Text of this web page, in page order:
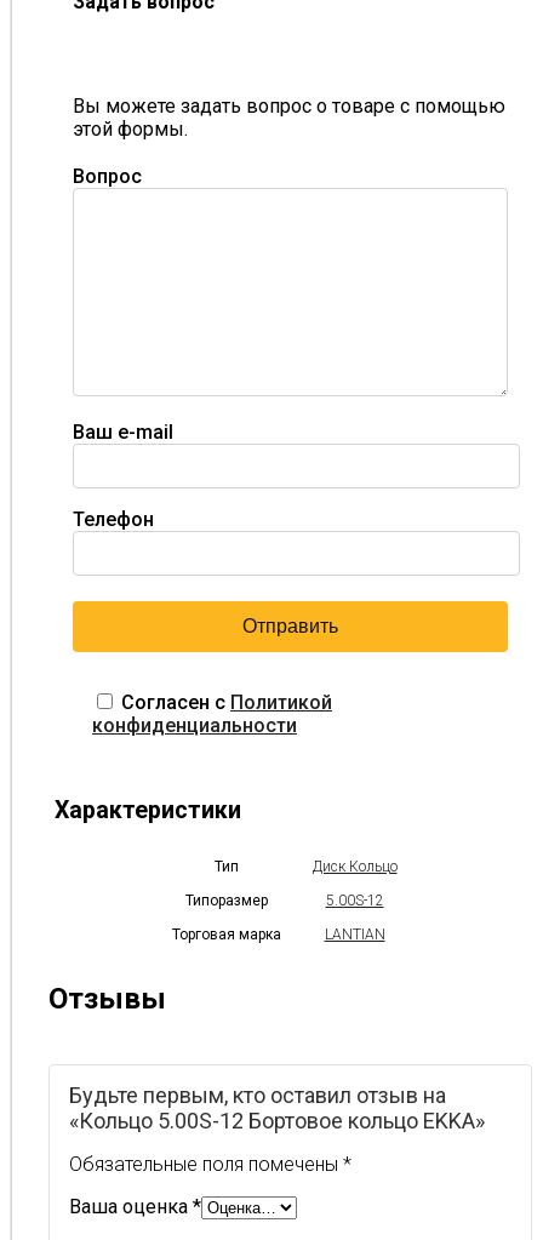
Вы можете задать вопрос о товаре с помощью
этой формы.
Вопрос
Ваш e-mail
Телефон
Согласен с Политикой
конфиденциальности
Характеристики
Тип
Диск Кольцо
Типоразмер
5.00S-12
Торговая марка
LANTIAN
Отзывы
Будьте первым, кто оставил отзыв на
«Кольцо 5.00S-12 Бортовое кольцо EKKA»
Обязательные поля помечены *
Ваша оценка *